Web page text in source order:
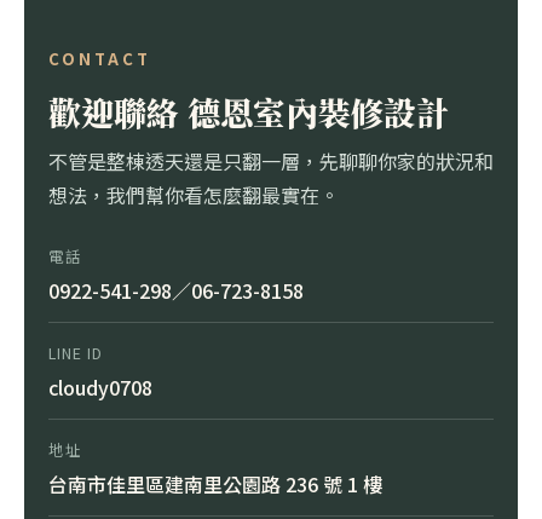
CONTACT
歡迎聯絡 德恩室內裝修設計
不管是整棟透天還是只翻一層，先聊聊你家的狀況和
想法，我們幫你看怎麼翻最實在。
電話
0922-541-298／06-723-8158
LINE ID
cloudy0708
地址
台南市佳里區建南里公園路 236 號 1 樓